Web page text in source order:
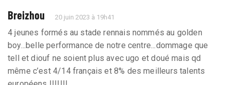
Breizhou 20 juin 2023 à 19h41
4 jeunes formés au stade rennais nommés au golden
boy...belle performance de notre centre...dommage que
tell et diouf ne soient plus avec ugo et doué mais qd
même c’est 4/14 français et 8% des meilleurs talents